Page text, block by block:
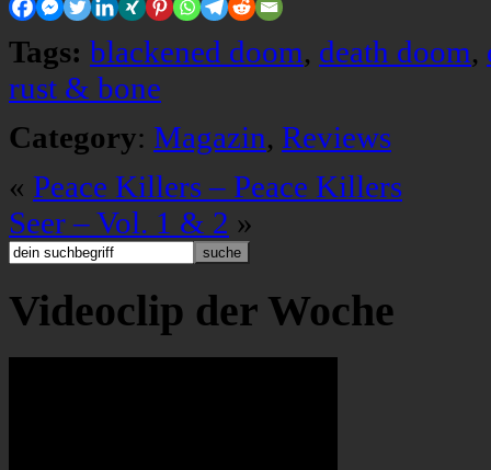
Tags: blackened doom, death doom,
rust & bone
Category: Magazin, Reviews
« Peace Killers – Peace Killers
Seer – Vol. 1 & 2 »
Videoclip der Woche